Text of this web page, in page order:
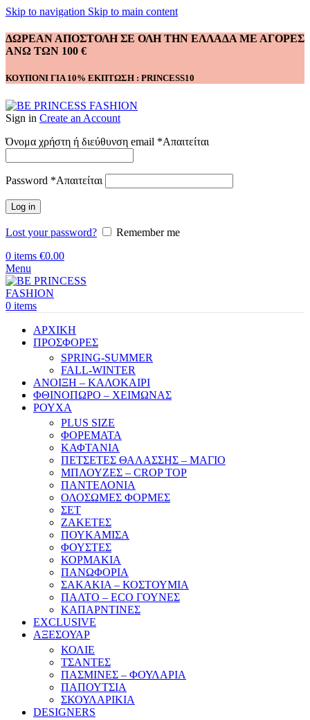
Skip to navigation Skip to main content
ΔΩΡΕΑΝ ΑΠΟΣΤΟΛΗ ΣΕ ΟΛΗ ΤΗΝ ΕΛΛΑΔΑ ΜΕ ΑΓΟΡΕΣ
ΑΝΩ ΤΩΝ 100 €
ΚΟΥΠΟΝΙ ΓΙΑ 10% ΕΚΠΤΩΣΗ : PRINCESS10
Sign in Create an Account
Όνομα χρήστη ή διεύθυνση email *Απαιτείται
Password *Απαιτείται
Log in
Lost your password?
Remember me
0 items €0.00
Menu
0 items
ΑΡΧΙΚΗ
ΠΡΟΣΦΟΡΕΣ
SPRING-SUMMER
FALL-WINTER
ΑΝΟΙΞΗ – ΚΑΛΟΚΑΙΡΙ
ΦΘΙΝΟΠΩΡΟ – ΧΕΙΜΩΝΑΣ
ΡΟΥΧΑ
PLUS SIZE
ΦΟΡΕΜΑΤΑ
ΚΑΦΤΑΝΙΑ
ΠΕΤΣΕΤΕΣ ΘΑΛΑΣΣΗΣ – ΜΑΓΙΟ
ΜΠΛΟΥΖΕΣ – CROP TOP
ΠΑΝΤΕΛΟΝΙΑ
ΟΛΟΣΩΜΕΣ ΦΟΡΜΕΣ
ΣΕΤ
ΖΑΚΕΤΕΣ
ΠΟΥΚΑΜΙΣΑ
ΦΟΥΣΤΕΣ
ΚΟΡΜΑΚΙΑ
ΠΑΝΩΦΟΡΙΑ
ΣΑΚΑΚΙΑ – ΚΟΣΤΟΥΜΙΑ
ΠΑΛΤΟ – ECO ΓΟΥΝΕΣ
ΚΑΠΑΡΝΤΙΝΕΣ
EXCLUSIVE
ΑΞΕΣΟΥΑΡ
ΚΟΛΙΕ
ΤΣΑΝΤΕΣ
ΠΑΣΜΙΝΕΣ – ΦΟΥΛΑΡΙΑ
ΠΑΠΟΥΤΣΙΑ
ΣΚΟΥΛΑΡΙΚΙΑ
DESIGNERS